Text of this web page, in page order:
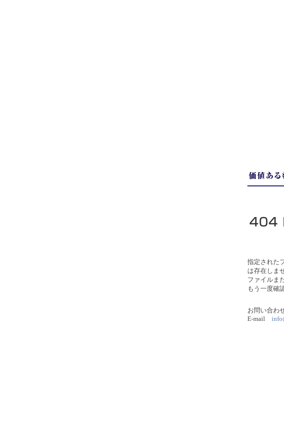
指定された
は存在しま
ファイルま
もう一度確
お問い合わ
E-mail